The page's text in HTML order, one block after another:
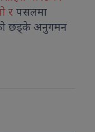
अनुगमन
नेपालको